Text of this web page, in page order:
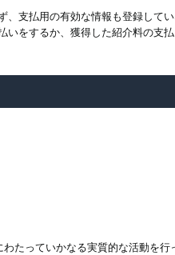
、支払用の有効な情報も登録して
いをするか、獲得した紹介料の支
たっていかなる実質的な活動を